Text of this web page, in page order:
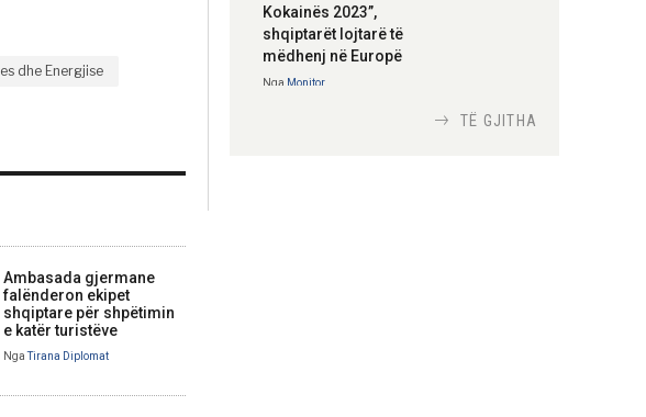
dhe Energjise
Ambasada gjermane
falënderon ekipet
shqiptare për shpëtimin
e katër turistëve
NgaTirana Diplomat
Kokainës 2023”,
shqiptarët lojtarë të
mëdhenj në Europë
Nga Monitor
TË GJITHA